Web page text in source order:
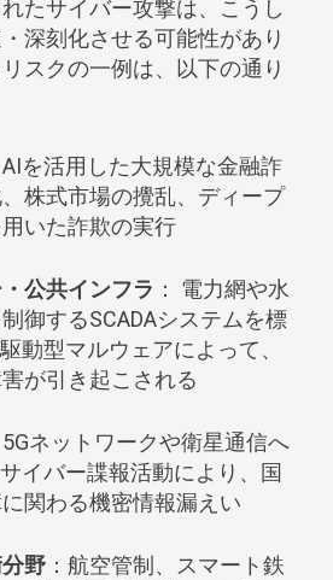
たサイバー攻撃は、こうし
深刻化させる可能性があり
スクの一例は、以下の通り
AIを活用した大規模な金融詐
株式市場の攪乱、ディープ
いた詐欺の実行
公共インフラ ： 電力網や水
御するSCADAシステムを標
動型マルウェアによって、
が引き起こされる
5Gネットワークや衛星通信へ
イバー諜報活動により、国
関わる機密情報漏えい
野 ：航空管制、スマート鉄